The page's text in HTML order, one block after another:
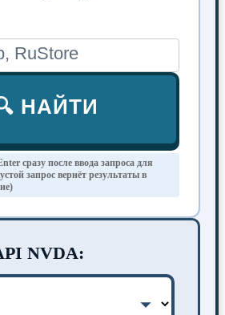
сразу после ввода запроса для
запрос вернёт результаты в
НАЙТИ
NVDA: